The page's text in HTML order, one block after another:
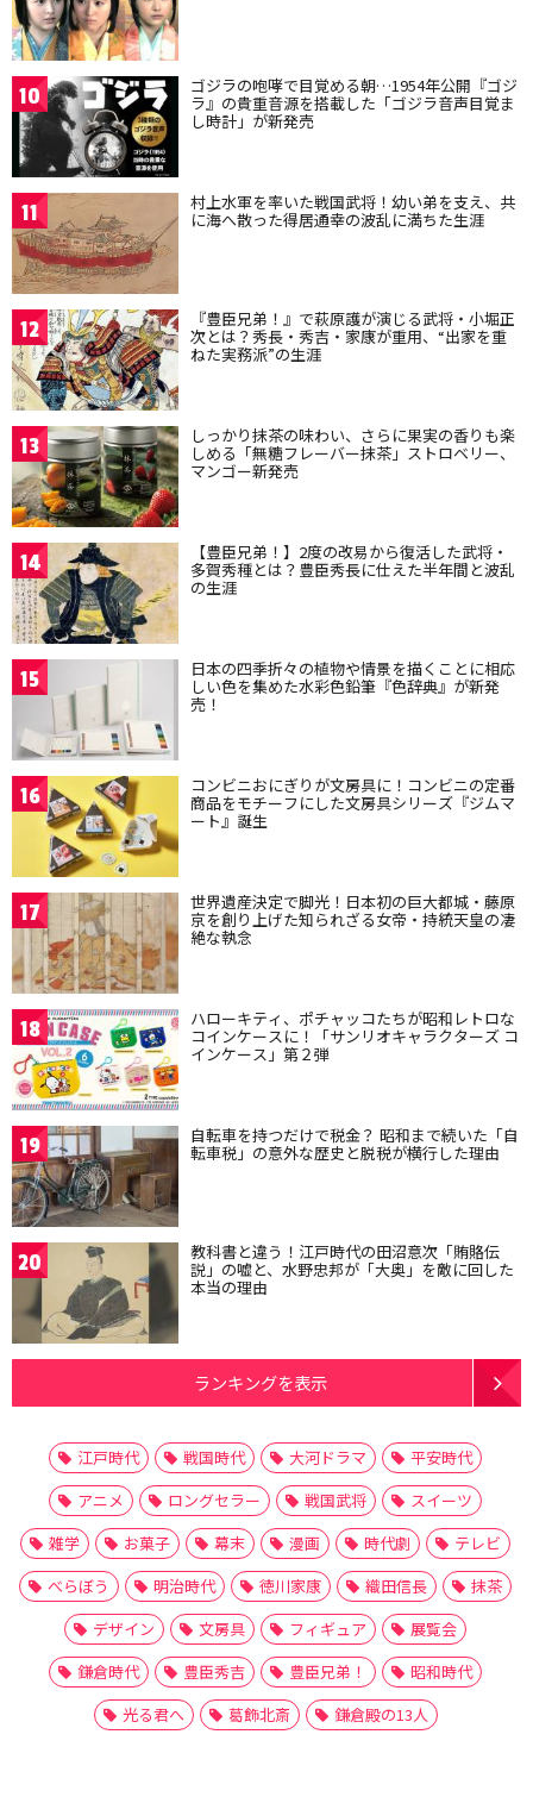
10 ゴジラの咆哮で目覚める朝…1954年公開『ゴジ
ラ』の貴重音源を搭載した「ゴジラ音声目覚ま
し時計」が新発売
11 村上水軍を率いた戦国武将！幼い弟を支え、共
に海へ散った得居通幸の波乱に満ちた生涯
12 『豊臣兄弟！』で萩原護が演じる武将・小堀正
次とは？秀長・秀吉・家康が重用、“出家を重
ねた実務派”の生涯
13 しっかり抹茶の味わい、さらに果実の香りも楽
しめる「無糖フレーバー抹茶」ストロベリー、
マンゴー新発売
14 【豊臣兄弟！】2度の改易から復活した武将・
多賀秀種とは？豊臣秀長に仕えた半年間と波乱
の生涯
15 日本の四季折々の植物や情景を描くことに相応
しい色を集めた水彩色鉛筆『色辞典』が新発
売！
16 コンビニおにぎりが文房具に！コンビニの定番
商品をモチーフにした文房具シリーズ『ジムマ
ート』誕生
17 世界遺産決定で脚光！日本初の巨大都城・藤原
京を創り上げた知られざる女帝・持統天皇の凄
絶な執念
18 ハローキティ、ポチャッコたちが昭和レトロな
コインケースに！「サンリオキャラクターズ コ
インケース」第２弾
19 自転車を持つだけで税金？ 昭和まで続いた「自
転車税」の意外な歴史と脱税が横行した理由
20 教科書と違う！江戸時代の田沼意次「賄賂伝
説」の嘘と、水野忠邦が「大奥」を敵に回した
本当の理由
ランキングを表示
江戸時代 戦国時代 大河ドラマ
平安時代
アニメ
ロングセラー 戦国武将
スイーツ
雑学
お菓子 幕末 漫画 時代劇
テレビ
べらぼう
明治時代 徳川家康 織田信長
抹茶
デザイン
文房具 フィギュア
展覧会
鎌倉時代
豊臣秀吉 豊臣兄弟！
昭和時代
光る君へ
葛飾北斎 鎌倉殿の13人